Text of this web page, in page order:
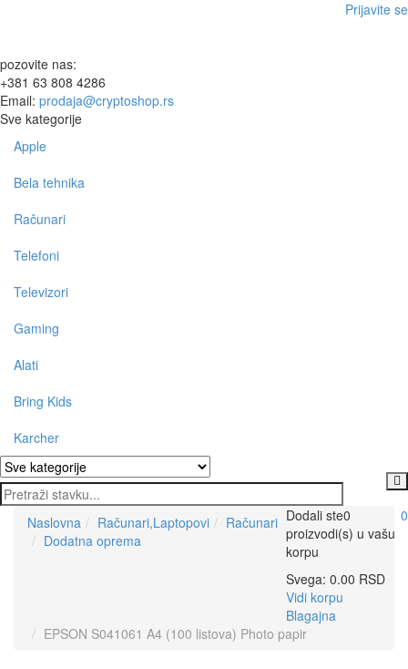
Prijavite se
pozovite nas:
+381 63 808 4286
Email: prodaja@cryptoshop.rs
Sve kategorije
Apple
Bela tehnika
Računari
Telefoni
Televizori
Gaming
Alati
Bring Kids
Karcher
0
Dodali ste0
proizvodi(s) u vašu
korpu
Svega: 0.00 RSD
Vidi korpu
Blagajna
Naslovna Računari,Laptopovi
Računari
Dodatna oprema
EPSON S041061 A4 (100 listova) Photo papir